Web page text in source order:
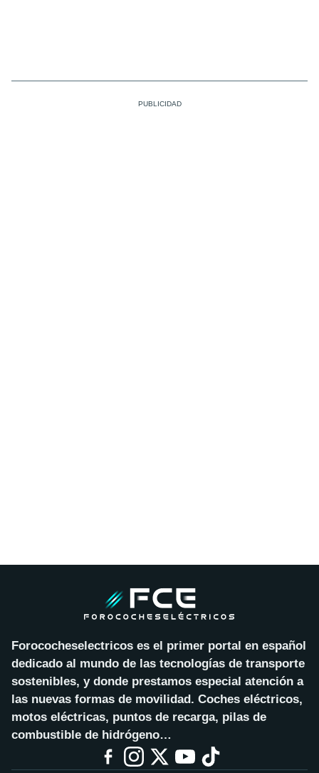
Forococheselectricos es el primer portal en español
dedicado al mundo de las tecnologías de transporte
sostenibles, y donde prestamos especial atención a
las nuevas formas de movilidad. Coches eléctricos,
motos eléctricas, puntos de recarga, pilas de
combustible de hidrógeno…